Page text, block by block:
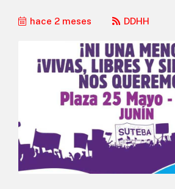
hace 2 meses DDHH